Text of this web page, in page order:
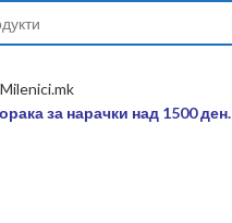
за нарачки над 1500 ден.